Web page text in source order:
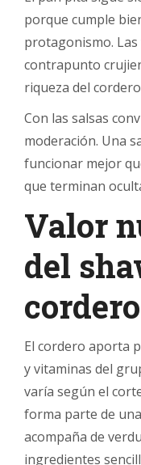
porque cumple
protagonismo.
contrapunto
riqueza del
Con las salsas
moderación. Una
funcionar mejor
que terminan
Valor
del
cordero
El cordero aporta
y vitaminas del
varía según el
forma parte de
acompaña de
ingredientes